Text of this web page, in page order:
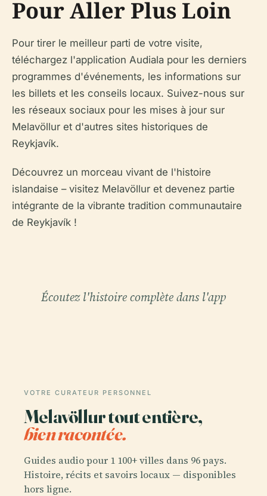
Pour Aller Plus Loin
Pour tirer le meilleur parti de votre visite,
téléchargez l'application Audiala pour les derniers
programmes d'événements, les informations sur
les billets et les conseils locaux. Suivez-nous sur
les réseaux sociaux pour les mises à jour sur
Melavöllur et d'autres sites historiques de
Reykjavík.
Découvrez un morceau vivant de l'histoire
islandaise – visitez Melavöllur et devenez partie
intégrante de la vibrante tradition communautaire
de Reykjavík !
Écoutez l'histoire complète dans l'app
VOTRE CURATEUR PERSONNEL
Melavöllur tout entière,
bien racontée.
Guides audio pour 1 100+ villes dans 96 pays.
Histoire, récits et savoirs locaux — disponibles
hors ligne.